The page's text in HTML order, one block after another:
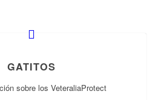
GATITOS
sobre los VeteraliaProtect